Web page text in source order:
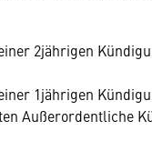
2jährigen
1jährigen
Außerordentliche